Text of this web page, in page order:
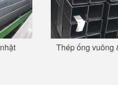
Thép ống vuông